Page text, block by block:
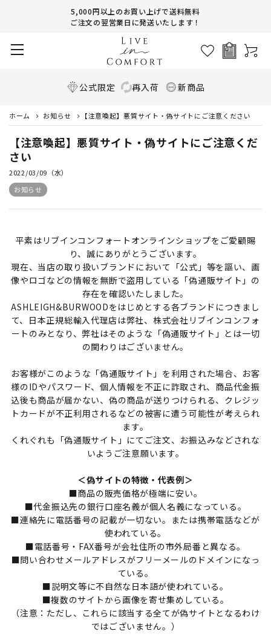
5,000円以上のお買い上げで送料無料
ご注文の翌営業日に発送いたします！
公式限定 再入荷 新商品
ホーム お知らせ 【注意喚起】悪質サイト・偽サイトにご注意ください
【注意喚起】悪質サイト・偽サイトにご注意くだ
さい
2022/03/09（水）
お知らせ
平素はリブインコンフォートオンラインショップをご愛顧賜
り、誠にありがとうございます。
現在、当店の取り扱いブランドにおいて「公式」等を謳い、画
像やロゴなどの情報を無断で盗用している「偽通販サイト」の
存在を確認いたしました。
ASHLEIGH&BURWOODをはじめとする各ブランドにつきまし
て、日本正規総輸入代理店は弊社、株式会社リブインコンフォ
ートのみとなり、弊社はそのような「偽通販サイト」とは一切
の関わりはございません。
お客様がこのような「偽通販サイト」を利用された場合、お客
様のIDやパスワード、個人情報を不正に詐取され、商品代金振
込後も商品が届かない、偽の商品が送りつけられる、クレジッ
トカードが不正利用されるなどの被害に遭う可能性が考えられ
ます。
くれぐれも「偽通販サイト」にてご注文、お振込みなどされな
いようご注意願います。
＜偽サイトの特徴・代表例＞
■商品の販売価格が極端に安い。
■代金振込先の銀行口座名義が個人名義になっている。
■連絡先に電話番号の記載が一切ない。または携帯電話などが
使われている。
■電話番号・FAX番号が会社住所の市外局番と異なる。
■問い合わせメールアドレスがフリーメールのドメインになっ
ている。
■説明文等に不自然な日本語が使われている。
■複数のサイトから画像を寄せ集めしている。
（注意：ただし、これらに該当する全てが偽サイトとなるわけ
ではございません。）